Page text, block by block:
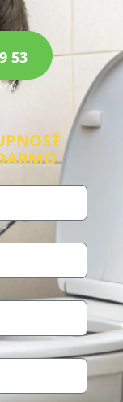
53